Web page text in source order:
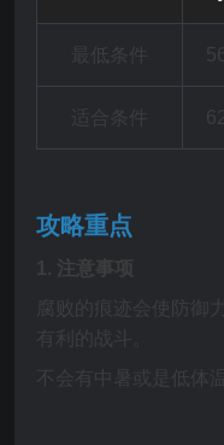
最低条件
适合条件
攻略重点
1. 注意事项
腐败的痕迹会使防御
有利的战斗。
不会有中暑或是低体